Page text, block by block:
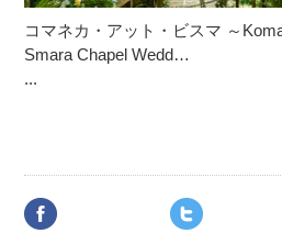
コマネカ・アット・ビスマ ～
Smara Chapel Wedd…
...